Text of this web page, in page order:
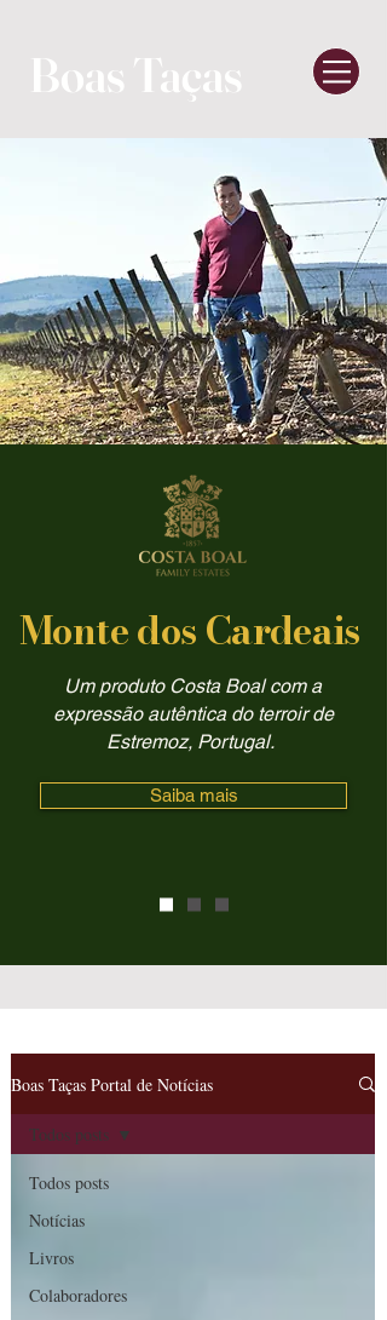
Boas Taças
Monte dos Cardeais
Um produto Costa Boal com a
expressão autêntica do terroir de
Estremoz, Portugal.
Saiba mais
Boas Taças Portal de Notícias
Todos posts
Notícias
Livros
Colaboradores
Todos posts